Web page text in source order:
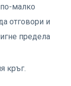
по-малко
отговори и
предела
кръг.